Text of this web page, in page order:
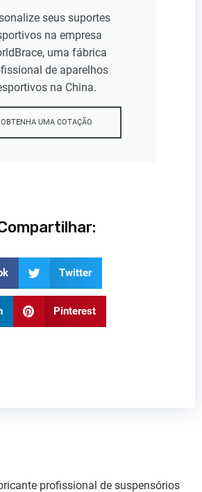
seus suportes
na empresa
uma fábrica
de aparelhos
na China.
OBTENHA UMA COTAÇÃO
Twitter
Pinterest
profissional de suspensórios